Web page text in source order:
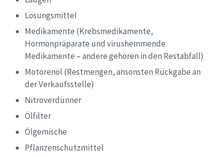
Lösungsmittel
Medikamente (Krebsmedikamente,
Hormonpräparate und virushemmende
Medikamente – andere gehören in den Restabfall)
Motorenöl (Restmengen, ansonsten Rückgabe an
der Verkaufsstelle)
Nitroverdünner
Ölfilter
Ölgemische
Pflanzenschutzmittel